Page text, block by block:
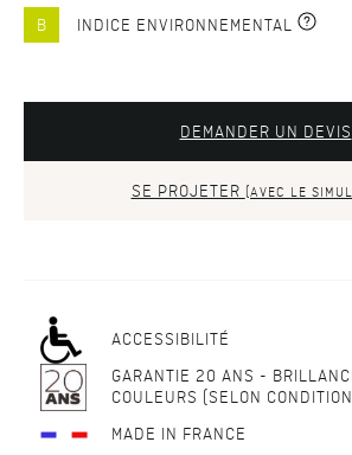
B INDICE ENVIRONNEMENTAL
DEMANDER UN DEVIS
SE PROJETER (AVEC LE
ACCESSIBILITÉ
GARANTIE 20 ANS -
COULEURS (SELON
MADE IN FRANCE